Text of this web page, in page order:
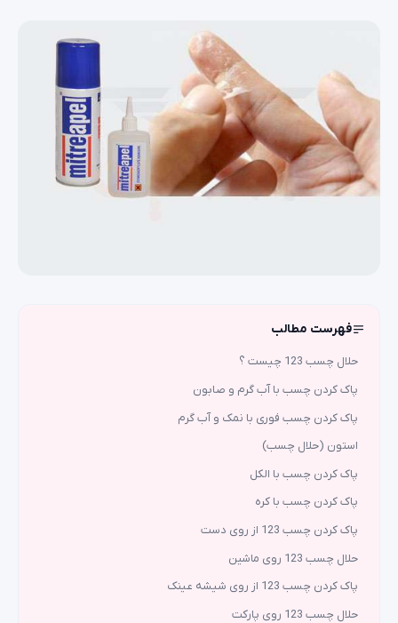
فهرست مطالب
حلال چسب 123 چیست ؟
پاک کردن چسب با آب گرم و صابون
پاک کردن چسب فوری با نمک و آب گرم
استون (حلال چسب)
پاک کردن چسب با الکل
پاک کردن چسب با کره
پاک کردن چسب 123 از روی دست
حلال چسب 123 روی ماشین
پاک کردن چسب 123 از روی شیشه عینک
حلال چسب 123 روی پارکت